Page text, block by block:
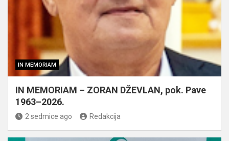
IN MEMORIAM
IN MEMORIAM – ZORAN DŽEVLAN, pok. Pave
1963–2026.
2 sedmice ago Redakcija